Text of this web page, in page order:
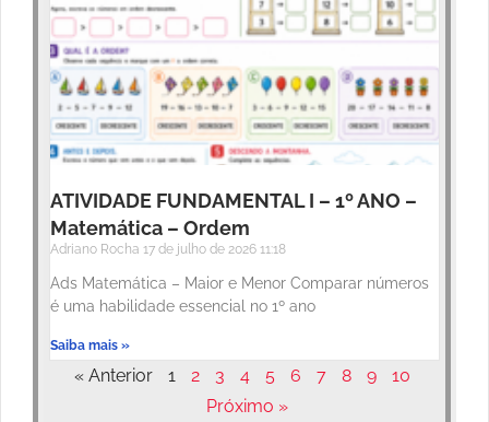
ATIVIDADE FUNDAMENTAL I – 1º ANO –
Matemática – Ordem
Adriano Rocha 17 de julho de 2026 11:18
Ads Matemática – Maior e Menor Comparar números
é uma habilidade essencial no 1º ano
Saiba mais »
« Anterior 1 2 3 4 5 6 7 8 9
10
Próximo »